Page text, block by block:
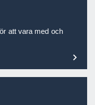
att vara med och